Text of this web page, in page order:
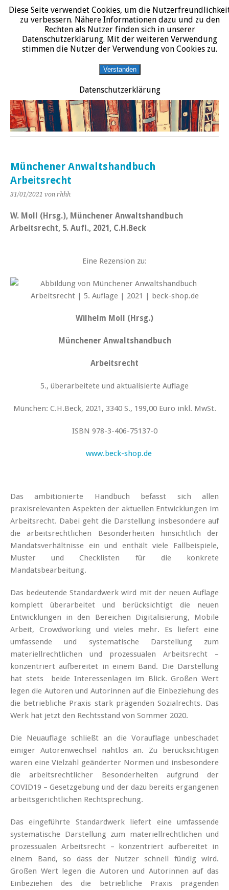
START DATENSCHUTZERKLÄRUNG IMPRESSUM ÜBER JURALIT
JURALIT
Rezensionen juristischer Literatur
Münchener Anwaltshandbuch
Arbeitsrecht
31/01/2021 von rhhh
W. Moll (Hrsg.), Münchener Anwaltshandbuch
Arbeitsrecht, 5. Aufl., 2021, C.H.Beck
Eine Rezension zu:
Wilhelm Moll (Hrsg.)
Münchener Anwaltshandbuch
Arbeitsrecht
5., überarbeitete und aktualisierte Auflage
München: C.H.Beck, 2021, 3340 S., 199,00 Euro inkl. MwSt.
ISBN 978-3-406-75137-0
www.beck-shop.de
Das ambitionierte Handbuch befasst sich allen
praxisrelevanten Aspekten der aktuellen Entwicklungen im
Arbeitsrecht. Dabei geht die Darstellung insbesondere auf
die arbeitsrechtlichen Besonderheiten hinsichtlich der
Mandatsverhältnisse ein und enthält viele Fallbeispiele,
Muster und Checklisten für die konkrete
Mandatsbearbeitung.
Das bedeutende Standardwerk wird mit der neuen Auflage
komplett überarbeitet und berücksichtigt die neuen
Entwicklungen in den Bereichen Digitalisierung, Mobile
Arbeit, Crowdworking und vieles mehr. Es liefert eine
umfassende und systematische Darstellung zum
materiellrechtlichen und prozessualen Arbeitsrecht –
konzentriert aufbereitet in einem Band. Die Darstellung
hat stets beide Interessenlagen im Blick. Großen Wert
legen die Autoren und Autorinnen auf die Einbeziehung des
die betriebliche Praxis stark prägenden Sozialrechts. Das
Werk hat jetzt den Rechtsstand von Sommer 2020.
Die Neuauflage schließt an die Vorauflage unbeschadet
einiger Autorenwechsel nahtlos an. Zu berücksichtigen
waren eine Vielzahl geänderter Normen und insbesondere
die arbeitsrechtlicher Besonderheiten aufgrund der
COVID19 – Gesetzgebung und der dazu bereits ergangenen
arbeitsgerichtlichen Rechtsprechung.
Das eingeführte Standardwerk liefert eine umfassende
systematische Darstellung zum materiellrechtlichen und
prozessualen Arbeitsrecht – konzentriert aufbereitet in
einem Band, so dass der Nutzer schnell fündig wird.
Großen Wert legen die Autoren und Autorinnen auf das
Einbeziehen des die betriebliche Praxis prägenden
Diese Seite verwendet Cookies, um die
zu verbessern. Nähere Informationen dazu und zu den
Rechten als Nutzer finden sich in unserer
Datenschutzerklärung. Mit der weiteren Verwendung
stimmen die Nutzer der Verwendung von Cookies zu.
Verstanden
Datenschutzerklärung